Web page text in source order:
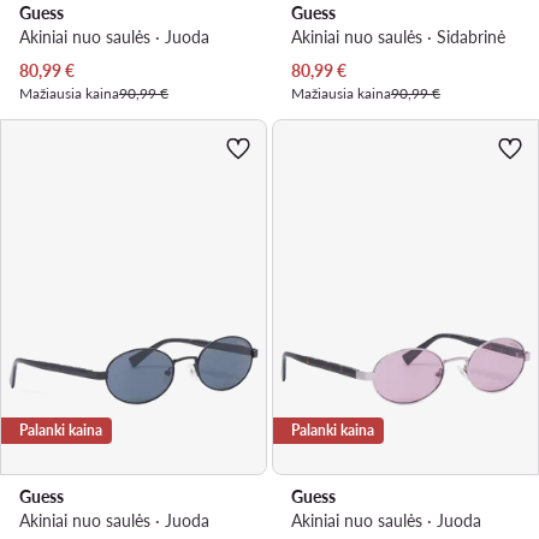
Guess
Akiniai nuo saulės · Juoda
Dabartinė kaina
80,99€
Mažiausia kaina90,99 €
Guess
Akiniai nuo saulės · Sidabrinė
Dabartinė kaina
80,99€
Mažiausia kaina90,99 €
Palanki kaina
Guess
Akiniai nuo saulės · Juoda
Palanki kaina
Guess
Akiniai nuo saulės · Juoda